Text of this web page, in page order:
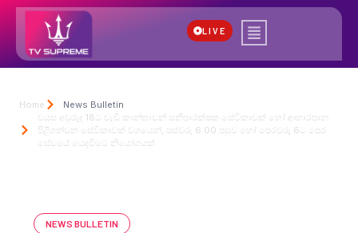
LIVE
Home
News Bulletin
වයස අවුරුදු 18ට වැඩි කාන්තාවන් සනීපාරක්ෂක සේවිකාවක් හෝ ආහාරපාන
පිළිගන්වන සේවිකාවක් වශයෙන්, පස්වරු 6.00 පසුව හෝ පෙරවරු 6ට පෙර
සේවයේ යෙදවීමට නියෝගයක්
NEWS BULLETIN